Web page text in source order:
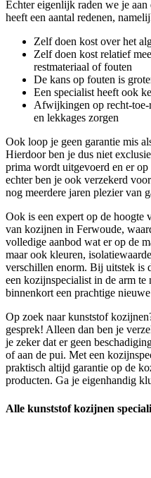
Echter eigenlijk raden we je
heeft een aantal redenen,
Zelf doen kost over het
Zelf doen kost relatief
restmateriaal of fouten
De kans op fouten is
Een specialist heeft ook
Afwijkingen op recht-toe-
en lekkages zorgen
Ook loop je geen garantie mis
Hierdoor ben je dus niet
prima wordt uitgevoerd en er
echter ben je ook verzekerd
nog meerdere jaren plezier van
Ook is een expert op de hoogte
van kozijnen in Ferwoude,
volledige aanbod wat er op de
maar ook kleuren,
verschillen enorm. Bij uitstek is
een kozijnspecialist in de arm
binnenkort een prachtige
Op zoek naar kunststof
gesprek! Alleen dan ben je
je zeker dat er geen
of aan de pui. Met een
praktisch altijd garantie op de
producten. Ga je eigenhandig
Alle kunststof kozijnen